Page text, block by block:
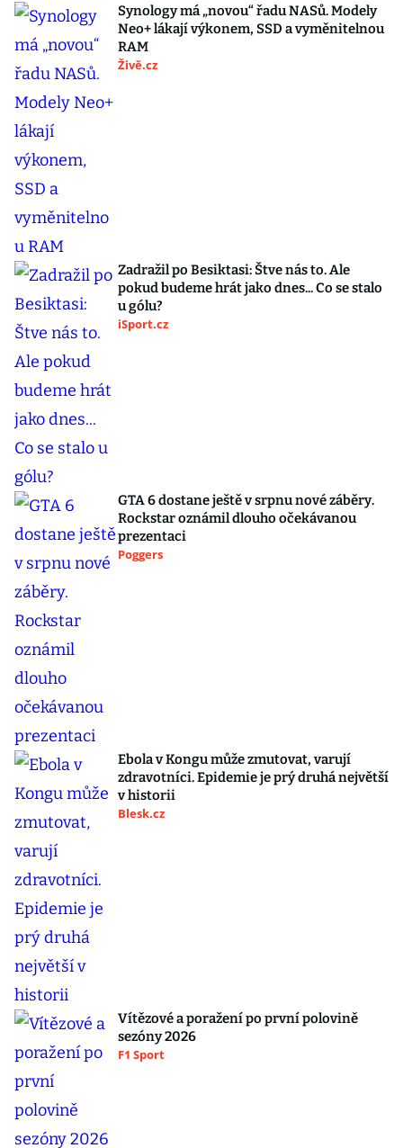
Synology má „novou“ řadu NASů. Modely
Neo+ lákají výkonem, SSD a vyměnitelnou
RAM
Živě.cz
Zadražil po Besiktasi: Štve nás to. Ale
pokud budeme hrát jako dnes... Co se stalo
u gólu?
iSport.cz
GTA 6 dostane ještě v srpnu nové záběry.
Rockstar oznámil dlouho očekávanou
prezentaci
Poggers
Ebola v Kongu může zmutovat, varují
zdravotníci. Epidemie je prý druhá největší
v historii
Blesk.cz
Vítězové a poražení po první polovině
sezóny 2026
F1 Sport